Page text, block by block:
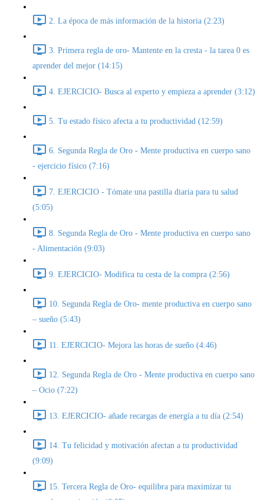
2. La época de más información de la historia (2:23)
3. Primera regla de oro- Mantente en la cresta - la tarea 0 es
aprender del mejor (14:15)
4. EJERCICIO- Busca al experto y empieza a aprender (3:12)
5. Tu estado físico afecta a tu productividad (12:59)
6. Segunda Regla de Oro - Mente productiva en cuerpo sano
- ejercicio físico (7:16)
7. EJERCICIO - Tómate una pastilla diaria para tu salud
(5:05)
8. Segunda Regla de Oro - Mente productiva en cuerpo sano
- Alimentación (9:03)
9. EJERCICIO- Modifica tu cesta de la compra (2:56)
10. Segunda Regla de Oro- mente productiva en cuerpo sano
– sueño (5:43)
11. EJERCICIO- Mejora las horas de sueño (4:46)
12. Segunda Regla de Oro - Mente productiva en cuerpo sano
– Ocio (7:22)
13. EJERCICIO- añade recargas de energía a tu día (2:54)
14. Tu felicidad y motivación afectan a tu productividad
(9:09)
15. Tercera Regla de Oro- equilibra para maximizar tu